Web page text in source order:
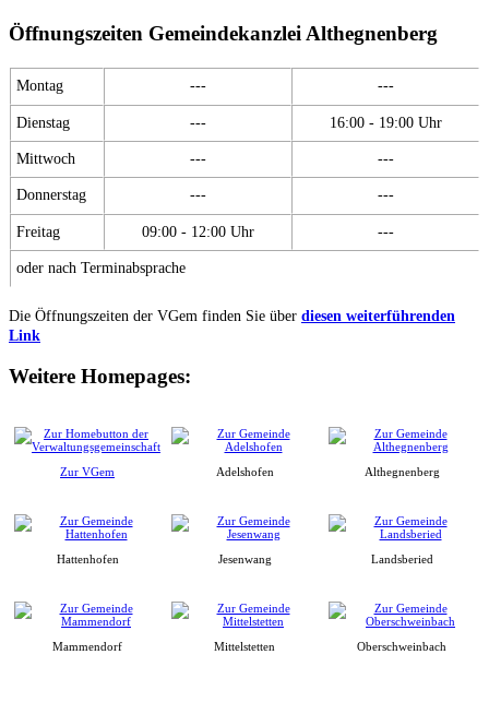
Öffnungszeiten Gemeindekanzlei Althegnenberg
Montag --- ---
Dienstag --- 16:00 - 19:00 Uhr
Mittwoch --- ---
Donnerstag --- ---
Freitag 09:00 - 12:00 Uhr ---
oder nach Terminabsprache
Die Öffnungszeiten der VGem finden Sie über diesen weiterführenden
Link
Weitere Homepages:
Zur VGem Adelshofen Althegnenberg
Hattenhofen Jesenwang Landsberied
Mammendorf Mittelstetten Oberschweinbach